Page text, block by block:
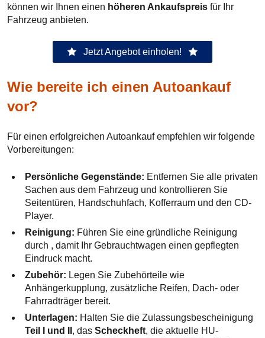
können wir Ihnen einen höheren Ankaufspreis für Ihr
Fahrzeug anbieten.
Jetzt Angebot einholen!
Wie bereite ich einen Autoankauf
vor?
Für einen erfolgreichen Autoankauf empfehlen wir folgende
Vorbereitungen:
Persönliche Gegenstände: Entfernen Sie alle privaten
Sachen aus dem Fahrzeug und kontrollieren Sie
Seitentüren, Handschuhfach, Kofferraum und den CD-
Player.
Reinigung: Führen Sie eine gründliche Reinigung
durch , damit Ihr Gebrauchtwagen einen gepflegten
Eindruck macht.
Zubehör: Legen Sie Zubehörteile wie
Anhängerkupplung, zusätzliche Reifen, Dach- oder
Fahrradträger bereit.
Unterlagen: Halten Sie die Zulassungsbescheinigung
Teil I und II , das Scheckheft, die aktuelle HU-